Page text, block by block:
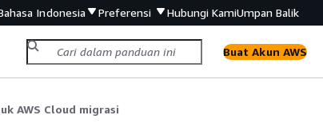
Indonesia Preferensi Hubungi KamiUmpan Balik
Buat Akun AWS
AWS Cloud migrasi